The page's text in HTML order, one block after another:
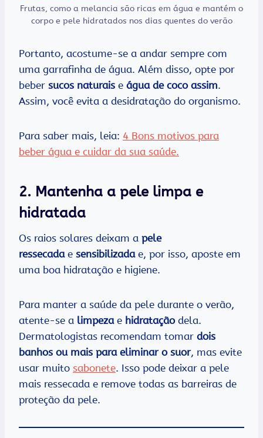
Frutas, como a melancia são ricas em água e mantém o
corpo e pele hidratados nos dias quentes do verão
Portanto, acostume-se a andar sempre com
uma garrafinha de água. Além disso, opte por
beber sucos naturais e água de coco assim.
Assim, você evita a desidratação do organismo.
Para saber mais, leia: 4 Bons motivos para
beber água e cuidar da sua saúde.
2. Mantenha a pele limpa e
hidratada
Os raios solares deixam a pele
ressecadae sensibilizadae, por isso, aposte em
uma boa hidratação e higiene.
Para manter a saúde da pele durante o verão,
atente-se a limpeza e hidratação dela.
Dermatologistas recomendam tomar dois
banhos ou mais para eliminar o suor, mas evite
usar muito sabonete. Isso pode deixar a pele
mais ressecada e remove todas as barreiras de
proteção da pele.